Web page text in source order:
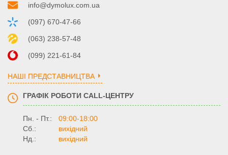
info@dymolux.com.ua
(097) 670-47-66
(063) 238-57-48
(099) 221-61-84
НАШІ ПРЕДСТАВНИЦТВА
ГРАФІК РОБОТИ CALL-ЦЕНТРУ
Пн. - Пт.:
09:00-18:00
Сб.:
вихідний
Нд.:
вихідний